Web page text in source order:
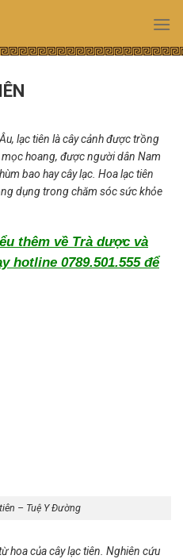
lạc tiên là cây cảnh được trồng
hoang, được người dân Nam
bao hay cây lạc. Hoa lạc tiên
dụng trong chăm sóc sức khỏe
thêm về Trà dược và
hotline 0789.501.555 để
– Tuệ Y Đường
hoa của cây lạc tiên. Nghiên cứu